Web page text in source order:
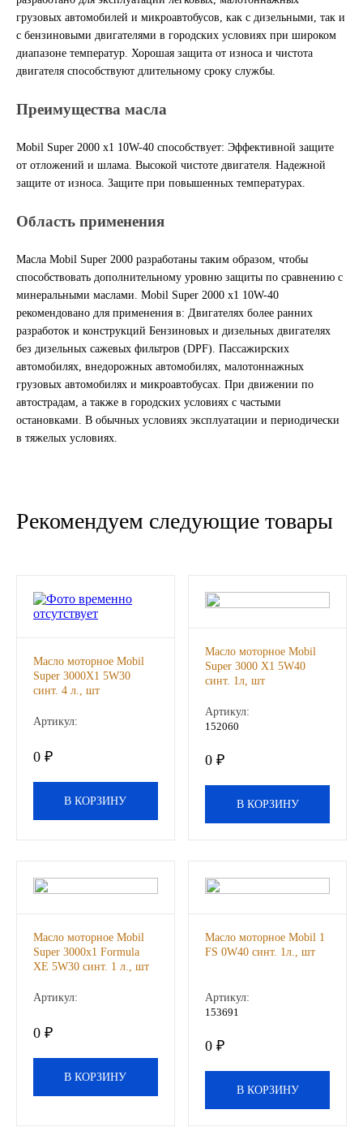
Другие бренды подшипников
Автожидкости
Охлаждающие жидкости
Тормозные жидкости
Специальные жидкости
Автосмазки
CHEVRON
OIL RIGHT
АГРИНОЛ
ГАЗПРОМ
МАЗ
ГАЗ
ПАЗ, КАВЗ
Иномарки
ЛИАЗ
Спецтехника
УАЗ
УРАЛ
Фильтры
грузовых автомобилей и микроавтобусов, как с дизельными, так и
с бензиновыми двигателями в городских условиях при широком
диапазоне температур. Хорошая защита от износа и чистота
двигателя способствуют длительному сроку службы.
Преимущества масла
Mobil Super 2000 x1 10W-40 способствует: Эффективной защите
от отложений и шлама. Высокой чистоте двигателя. Надежной
защите от износа. Защите при повышенных температурах.
Область применения
Масла Mobil Super 2000 разработаны таким образом, чтобы
способствовать дополнительному уровню защиты по сравнению с
минеральными маслами. Mobil Super 2000 x1 10W-40
рекомендовано для применения в: Двигателях более ранних
разработок и конструкций Бензиновых и дизельных двигателях
без дизельных сажевых фильтров (DPF). Пассажирских
автомобилях, внедорожных автомобилях, малотоннажных
грузовых автомобилях и микроавтобусах. При движении по
автострадам, а также в городских условиях с частыми
остановками. В обычных условиях эксплуатации и периодически
в тяжелых условиях.
Рекомендуем следующие товары
Масло моторное Mobil
Super 3000Х1 5W30
синт. 4 л., шт
Артикул:
0 ₽
В КОРЗИНУ
Масло моторное Mobil
Super 3000 Х1 5W40
синт. 1л, шт
Артикул:
152060
0 ₽
В КОРЗИНУ
Масло моторное Mobil
Super 3000х1 Formula
ХE 5W30 синт. 1 л., шт
Артикул:
0 ₽
В КОРЗИНУ
Масло моторное Mobil 1
FS 0W40 синт. 1л., шт
Артикул:
153691
0 ₽
В КОРЗИНУ